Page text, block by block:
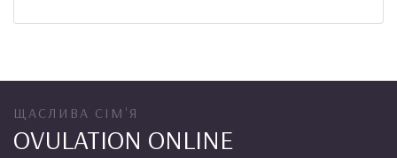
ЩАСЛИВА СІМ'Я
OVULATION ONLINE